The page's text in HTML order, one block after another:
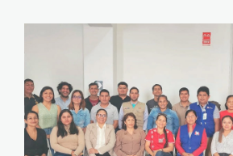
Foto-Taller-
autoridades-
derechos-